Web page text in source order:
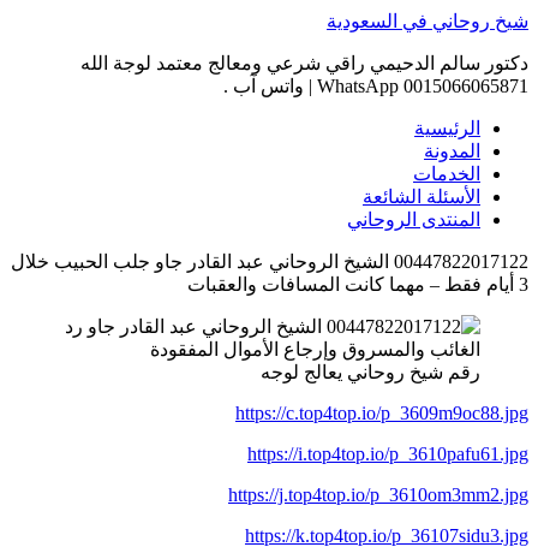
Skip
content
شيخ روحاني في السعودية
دكتور سالم الدحيمي راقي شرعي ومعالج معتمد لوجة الله
0015066065871 WhatsApp | واتس آب .
الرئيسية
المدونة
الخدمات
الأسئلة الشائعة
المنتدى الروحاني
00447822017122 الشيخ الروحاني عبد القادر جاو جلب الحبيب خلال
3 أيام فقط – مهما كانت المسافات والعقبات
رقم شيخ روحاني يعالج لوجه
https://c.top4top.io/p_3609m9oc88.jpg
https://i.top4top.io/p_3610pafu61.jpg
https://j.top4top.io/p_3610om3mm2.jpg
https://k.top4top.io/p_36107sidu3.jpg